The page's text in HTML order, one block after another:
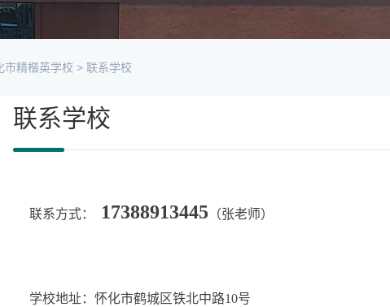
市精楷英学校 > 联系学校
联系学校
联系方式： 17388913445 （张老师）
学校地址：怀化市鹤城区铁北中路10号